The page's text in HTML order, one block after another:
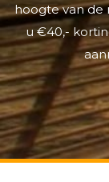
hoogte van de
u €40,-